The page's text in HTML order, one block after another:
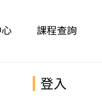
課程查詢
登入